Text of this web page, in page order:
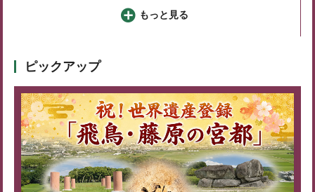
もっと見る
ピックアップ